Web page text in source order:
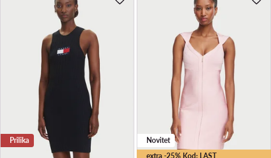
Prilika
extra -25% Kod: LAST
Novitet